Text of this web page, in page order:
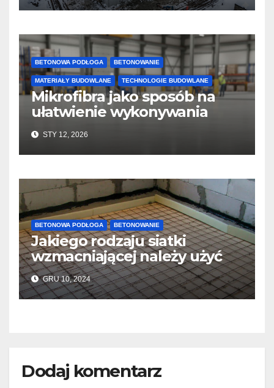
BETONOWA PODŁOGA BETONOWANIE
MATERIAŁY BUDOWLANE TECHNOLOGIE BUDOWLANE
Mikrofibra jako sposób na
ułatwienie wykonywania
posadzek betonowych i
konstrukcji
STY 12, 2026
BETONOWA PODŁOGA BETONOWANIE
Jakiego rodzaju siatki
wzmacniającej należy użyć
do wylewek podłogowych?
GRU 10, 2024
Dodaj komentarz